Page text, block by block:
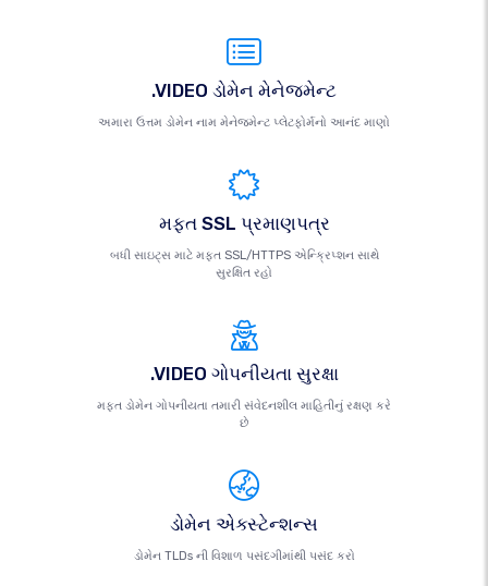
.VIDEO ડોમેન મેનેજમેન્ટ
અમારા ઉત્તમ ડોમેન નામ મેનેજમેન્ટ પ્લેટફોર્મનો આનંદ માણો
મફત SSL પ્રમાણપત્ર
બધી સાઇટ્સ માટે મફત SSL/HTTPS એન્ક્રિપ્શન સાથે
સુરક્ષિત રહો
.VIDEO ગોપનીયતા સુરક્ષા
મફત ડોમેન ગોપનીયતા તમારી સંવેદનશીલ માહિતીનું રક્ષણ કરે
છે
ડોમેન એક્સ્ટેન્શન્સ
ડોમેન TLDs ની વિશાળ પસંદગીમાંથી પસંદ કરો